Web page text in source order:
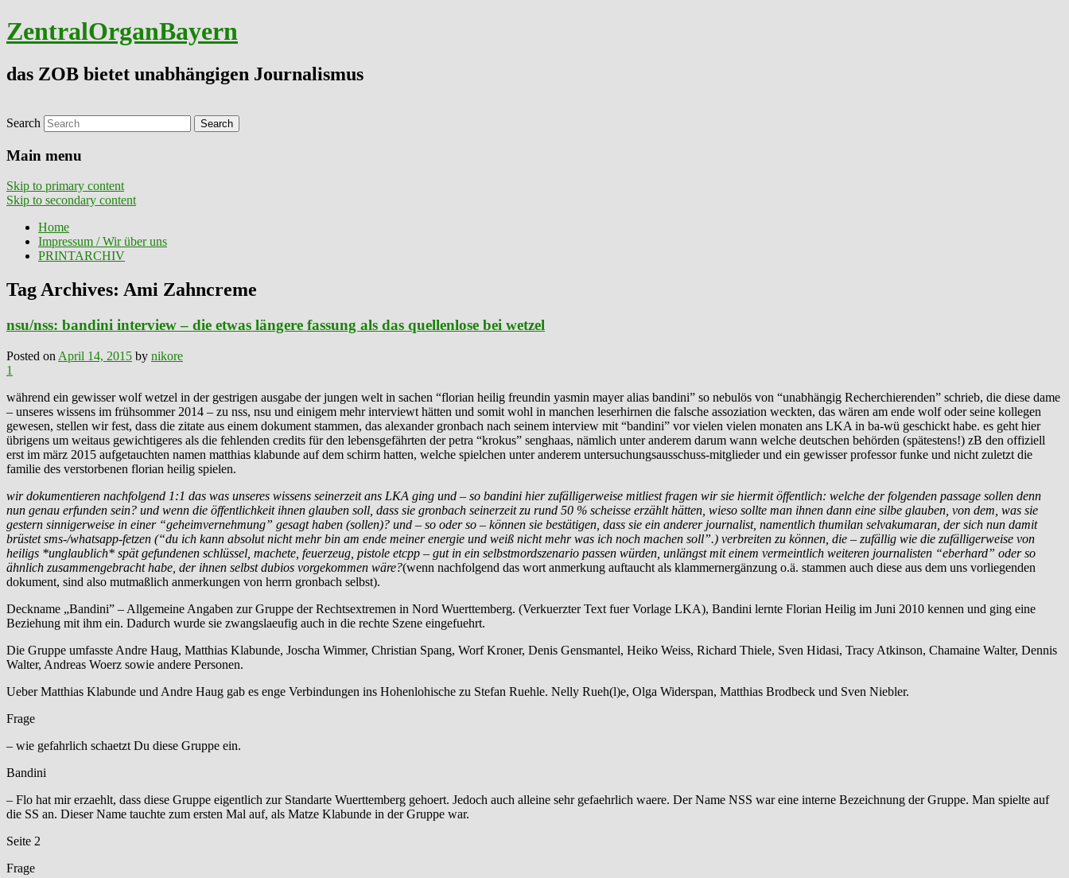
ZentralOrganBayern
das ZOB bietet unabhängigen Journalismus
Search
Main menu
Skip to primary content
Skip to secondary content
Home
Impressum / Wir über uns
PRINTARCHIV
Tag Archives: Ami Zahncreme
nsu/nss: bandini interview – die etwas längere fassung als das quellenlose bei wetzel
Posted on April 14, 2015 by nikore
1
während ein gewisser wolf wetzel in der gestrigen ausgabe der jungen welt in sachen “florian heilig freundin yasmin mayer alias bandini” so nebulös von “unabhängig Recherchierenden” schrieb, die diese dame
– unseres wissens im frühsommer 2014 – zu nss, nsu und einigem mehr interviewt hätten und somit wohl in manchen leserhirnen die falsche assoziation weckten, das wären am ende wolf oder seine kollegen
gewesen, stellen wir fest, dass die zitate aus einem dokument stammen, das alexander gronbach nach seinem interview mit “bandini” vor vielen vielen monaten ans LKA in ba-wü geschickt habe. es geht hier
übrigens um weitaus gewichtigeres als die fehlenden credits für den lebensgefährten der petra “krokus” senghaas, nämlich unter anderem darum wann welche deutschen behörden (spätestens!) zB den offiziell
erst im märz 2015 aufgetauchten namen matthias klabunde auf dem schirm hatten, welche spielchen unter anderem untersuchungsausschuss-mitglieder und ein gewisser professor funke und nicht zuletzt die
familie des verstorbenen florian heilig spielen.
wir dokumentieren nachfolgend 1:1 das was unseres wissens seinerzeit ans LKA ging und – so bandini hier zufälligerweise mitliest fragen wir sie hiermit öffentlich: welche der folgenden passage sollen denn
nun genau erfunden sein? und wenn die öffentlichkeit ihnen glauben soll, dass sie gronbach seinerzeit zu rund 50 % scheisse erzählt hätten, wieso sollte man ihnen dann eine silbe glauben, von dem, was sie
gestern sinnigerweise in einer “geheimvernehmung” gesagt haben (sollen)? und – so oder so – können sie bestätigen, dass sie ein anderer journalist, namentlich thumilan selvakumaran, der sich nun damit
brüstet sms-/whatsapp-fetzen (“du ich kann absolut nicht mehr bin am ende meiner energie und weiß nicht mehr was ich noch machen soll”.) verbreiten zu können, die – zufällig wie die zufälligerweise von
heiligs *unglaublich* spät gefundenen schlüssel, machete, feuerzeug, pistole etcpp – gut in ein selbstmordszenario passen würden, unlängst mit einem vermeintlich weiteren journalisten “eberhard” oder so
ähnlich zusammengebracht habe, der ihnen selbst dubios vorgekommen wäre?(wenn nachfolgend das wort anmerkung auftaucht als klammernergänzung o.ä. stammen auch diese aus dem uns vorliegenden
dokument, sind also mutmaßlich anmerkungen von herrn gronbach selbst).
Deckname „Bandini” – Allgemeine Angaben zur Gruppe der Rechtsextremen in Nord Wuerttemberg. (Verkuerzter Text fuer Vorlage LKA), Bandini lernte Florian Heilig im Juni 2010 kennen und ging eine
Beziehung mit ihm ein. Dadurch wurde sie zwangslaeufig auch in die rechte Szene eingefuehrt.
Die Gruppe umfasste Andre Haug, Matthias Klabunde, Joscha Wimmer, Christian Spang, Worf Kroner, Denis Gensmantel, Heiko Weiss, Richard Thiele, Sven Hidasi, Tracy Atkinson, Chamaine Walter, Dennis
Walter, Andreas Woerz sowie andere Personen.
Ueber Matthias Klabunde und Andre Haug gab es enge Verbindungen ins Hohenlohische zu Stefan Ruehle. Nelly Rueh(l)e, Olga Widerspan, Matthias Brodbeck und Sven Niebler.
Frage
– wie gefahrlich schaetzt Du diese Gruppe ein.
Bandini
– Flo hat mir erzaehlt, dass diese Gruppe eigentlich zur Standarte Wuerttemberg gehoert. Jedoch auch alleine sehr gefaehrlich waere. Der Name NSS war eine interne Bezeichnung der Gruppe. Man spielte auf
die SS an. Dieser Name tauchte zum ersten Mal auf, als Matze Klabunde in der Gruppe war.
Seite 2
Frage